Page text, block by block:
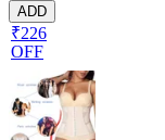
ADD
₹226
OFF